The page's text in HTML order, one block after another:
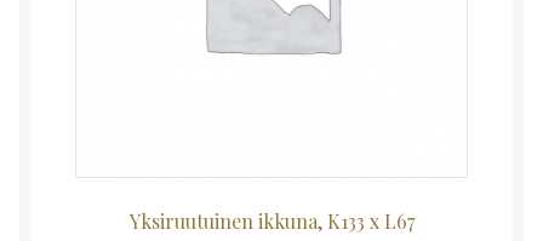
Yksiruutuinen ikkuna, K133 x L67